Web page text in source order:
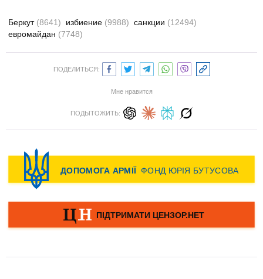
Беркут (8641) избиение (9988) санкции (12494)
евромайдан (7748)
ПОДЕЛИТЬСЯ:
Мне нравится
ПОДЫТОЖИТЬ: